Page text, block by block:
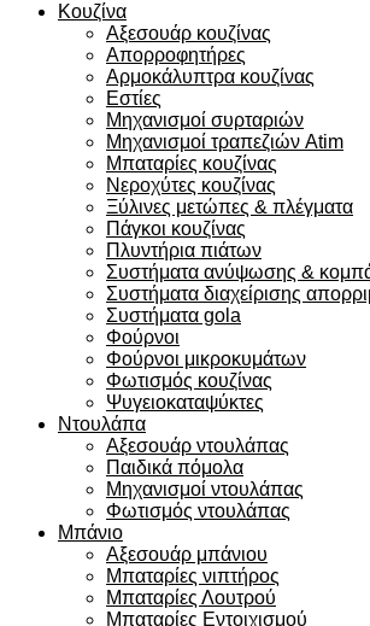
Κουζίνα
Αξεσουάρ κουζίνας
Απορροφητήρες
Αρμοκάλυπτρα κουζίνας
Εστίες
Μηχανισμοί συρταριών
Μηχανισμοί τραπεζιών Atim
Μπαταρίες κουζίνας
Νεροχύτες κουζίνας
Ξύλινες μετώπες & πλέγματα
Πάγκοι κουζίνας
Πλυντήρια πιάτων
Συστήματα ανύψωσης &
Συστήματα διαχείρισης
Συστήματα gola
Φούρνοι
Φούρνοι μικροκυμάτων
Φωτισμός κουζίνας
Ψυγειοκαταψύκτες
Ντουλάπα
Αξεσουάρ ντουλάπας
Παιδικά πόμολα
Μηχανισμοί ντουλάπας
Φωτισμός ντουλάπας
Μπάνιο
Αξεσουάρ μπάνιου
Μπαταρίες νιπτήρος
Μπαταρίες Λουτρού
Μπαταρίες Εντοιχισμού